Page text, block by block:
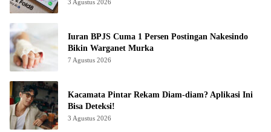
3 Agustus 2026
Iuran BPJS Cuma 1 Persen Postingan Nakesindo
Bikin Warganet Murka
7 Agustus 2026
Kacamata Pintar Rekam Diam-diam? Aplikasi Ini
Bisa Deteksi!
3 Agustus 2026